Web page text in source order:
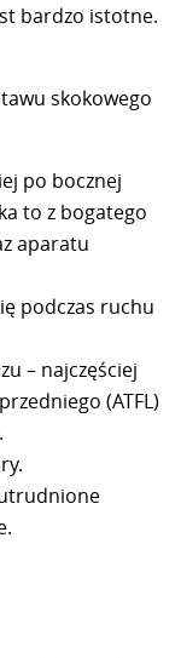
bardzo istotne.
skokowego
po bocznej
to z bogatego
aparatu
podczas ruchu
– najczęściej
(ATFL)